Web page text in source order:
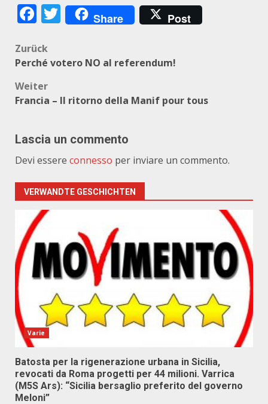
Facebook
Twitter
Share Post
Beitragsnavigation
Zurück
Perché votero NO al referendum!
Weiter
Francia – Il ritorno della Manif pour tous
Lascia un commento
Devi essere connesso per inviare un commento.
VERWANDTE GESCHICHTEN
Varie
Batosta per la rigenerazione urbana in Sicilia,
revocati da Roma progetti per 44 milioni. Varrica
(M5S Ars): “Sicilia bersaglio preferito del governo
Meloni”